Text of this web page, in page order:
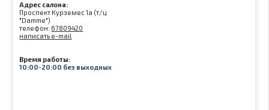
Адрес салона:
Проспект Курземес 1а (т/ц
"Damme")
телефон: 67809420
написать e-mail
Время работы:
10:00-20:00 без выходных